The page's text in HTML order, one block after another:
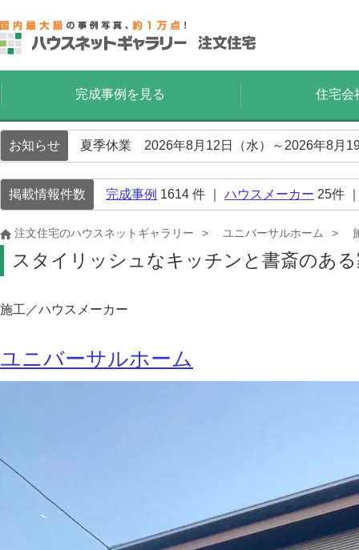
完成事例を見る 住宅会
お知らせ 夏季休業 2026年8月12日（水）～2026年8月
掲載情報件数 完成事例 1614 件 ｜ ハウスメーカー 25件
注文住宅のハウスネットギャラリー ユニバーサルホーム
スタイリッシュなキッチンと書斎のあ
施工／ハウスメーカー
ユニバーサルホーム